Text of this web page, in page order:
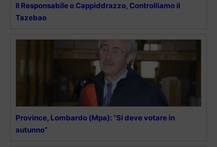
Il Responsabile o Cappiddrazzo, Controlliamo il
Tazebao
Province, Lombardo (Mpa): “Si deve votare in
autunno”